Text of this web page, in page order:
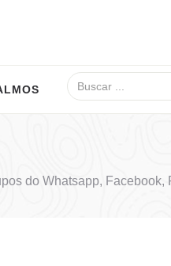
do Whatsapp, Facebook,